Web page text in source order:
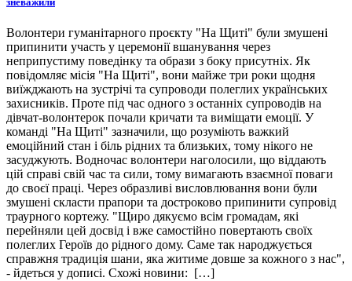
Волонтери гуманітарного проєкту "На Щиті" були змушені
припинити участь у церемонії вшанування через
неприпустиму поведінку та образи з боку присутніх. Як
повідомляє місія "На Щиті", вони майже три роки щодня
виїжджають на зустрічі та супроводи полеглих українських
захисників. Проте під час одного з останніх супроводів на
дівчат-волонтерок почали кричати та виміщати емоції. У
команді "На Щиті" зазначили, що розуміють важкий
емоційний стан і біль рідних та близьких, тому нікого не
засуджують. Водночас волонтери наголосили, що віддають
цій справі свій час та сили, тому вимагають взаємної поваги
до своєї праці. Через образливі висловлювання вони були
змушені скласти прапори та достроково припинити супровід
траурного кортежу. "Щиро дякуємо всім громадам, які
перейняли цей досвід і вже самостійно повертають своїх
полеглих Героїв до рідного дому. Саме так народжується
справжня традиція шани, яка житиме довше за кожного з нас",
- йдеться у дописі. Схожі новини: […]